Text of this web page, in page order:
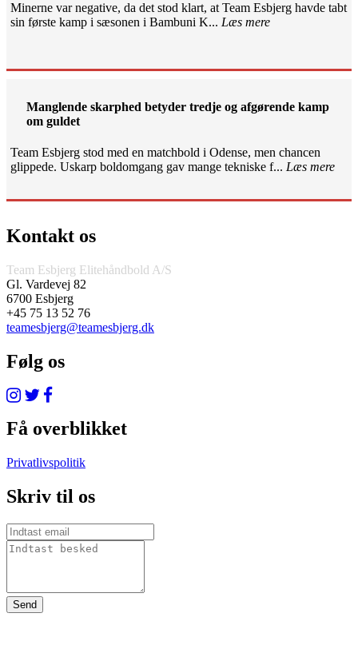
Minerne var negative, da det stod klart, at Team Esbjerg havde tabt
sin første kamp i sæsonen i Bambuni K... Læs mere
Manglende skarphed betyder tredje og afgørende kamp
om guldet
Team Esbjerg stod med en matchbold i Odense, men chancen
glippede. Uskarp boldomgang gav mange tekniske f... Læs mere
Kontakt os
Team Esbjerg Elitehåndbold A/S
Gl. Vardevej 82
6700 Esbjerg
+45 75 13 52 76
teamesbjerg@teamesbjerg.dk
Følg os
Få overblikket
Privatlivspolitik
Skriv til os